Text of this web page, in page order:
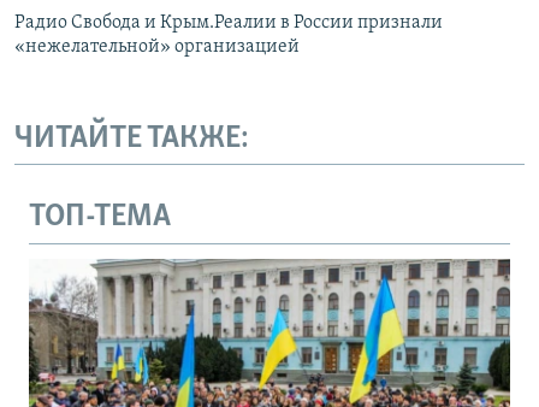
Радио Свобода и Крым.Реалии в России признали
«нежелательной» организацией
ЧИТАЙТЕ ТАКЖЕ:
ТОП-ТЕМА